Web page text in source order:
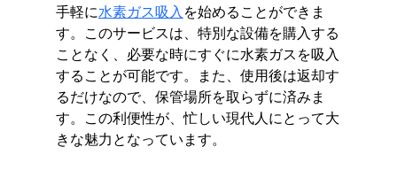
手軽に水素ガス吸入 を始めることができま
す。このサービスは、特別な設備を購入する
ことなく、必要な時にすぐに水素ガスを吸入
することが可能です。また、使用後は返却す
るだけなので、保管場所を取らずに済みま
す。この利便性が、忙しい現代人にとって大
きな魅力となっています。